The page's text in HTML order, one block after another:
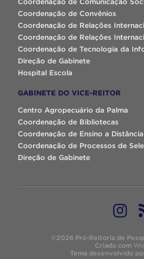
Coordenação de Convênios
Coordenação de Relações
Coordenação de Relações
Coordenação de Tecnologia da
Direção de Gabinete
Hospital Escola
GABINETE DO VICE-REITOR
Centro Agropecuário da Palma
Coordenação de Bibliotecas
Coordenação de Ensino a Distância
Coordenação de Processos de
Direção de Gabinete
©2026 Pró-Reitoria de
Criado com
Tema desenvolvido